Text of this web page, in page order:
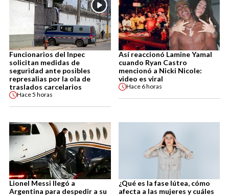
Funcionarios del Inpec
solicitan medidas de
seguridad ante posibles
represalias por la ola de
traslados carcelarios
Hace5 horas
Así reaccionó Lamine Yamal
cuando Ryan Castro
mencionó a Nicki Nicole:
video es viral
Hace 6 horas
Lionel Messi llegó a
Argentina para despedir a su
¿Qué es la fase lútea, cómo
afecta a las mujeres y cuáles